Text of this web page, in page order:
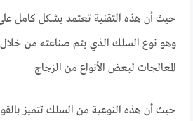
حيث أن هذه التقنية تعتمد بشكل كامل
وهو نوع السلك الذي يتم صناعته من
المعالجات لبعض الأنواع من الزجاج
حيث أن هذه النوعية من السلك تتميز